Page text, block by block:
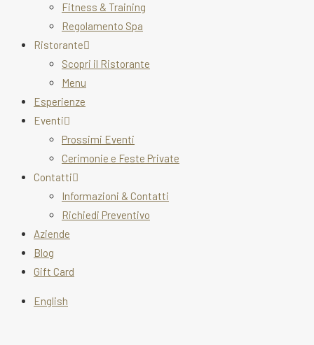
Fitness & Training
Regolamento Spa
Ristorante
Scopri il Ristorante
Menu
Esperienze
Eventi
Prossimi Eventi
Cerimonie e Feste Private
Contatti
Informazioni & Contatti
Richiedi Preventivo
Aziende
Blog
Gift Card
English